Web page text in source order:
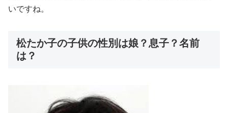
いですね。
松たか子の子供の性別は娘？息子？名前
は？